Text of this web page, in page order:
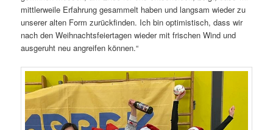
mittlerweile Erfahrung gesammelt haben und langsam wieder zu
unserer alten Form zurückfinden. Ich bin optimistisch, dass wir
nach den Weihnachtsfeiertagen wieder mit frischen Wind und
ausgeruht neu angreifen können.“